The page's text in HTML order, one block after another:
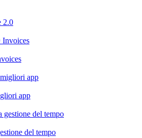
2.0
app
del tempo